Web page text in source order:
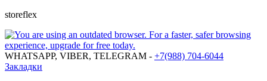
storeflex
WHATSAPP, VIBER, TELEGRAM - +7(988) 704-6044
Закладки